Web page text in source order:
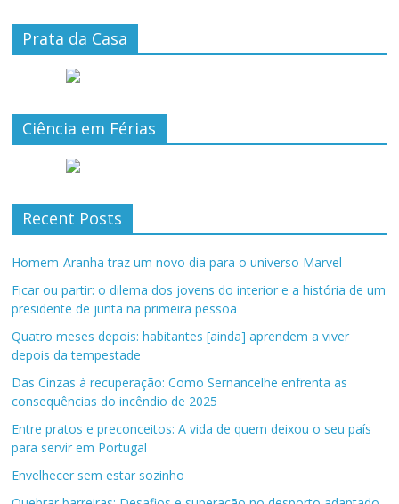
Prata da Casa
Ciência em Férias
Recent Posts
Homem-Aranha traz um novo dia para o universo Marvel
Ficar ou partir: o dilema dos jovens do interior e a história de um
presidente de junta na primeira pessoa
Quatro meses depois: habitantes [ainda] aprendem a viver
depois da tempestade
Das Cinzas à recuperação: Como Sernancelhe enfrenta as
consequências do incêndio de 2025
Entre pratos e preconceitos: A vida de quem deixou o seu país
para servir em Portugal
Envelhecer sem estar sozinho